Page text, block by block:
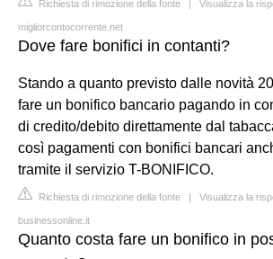
Richiesta di rimozione della fonte | Visualizza la
migliorcontocorrente.net
Dove fare bonifici in contanti?
Stando a quanto previsto dalle novità
fare un bonifico bancario pagando in
di credito/debito direttamente dal
così pagamenti con bonifici bancari
tramite il servizio T-BONIFICO.
Richiesta di rimozione della fonte | Visualizza la
businessonline.it
Quanto costa fare un bonifico in